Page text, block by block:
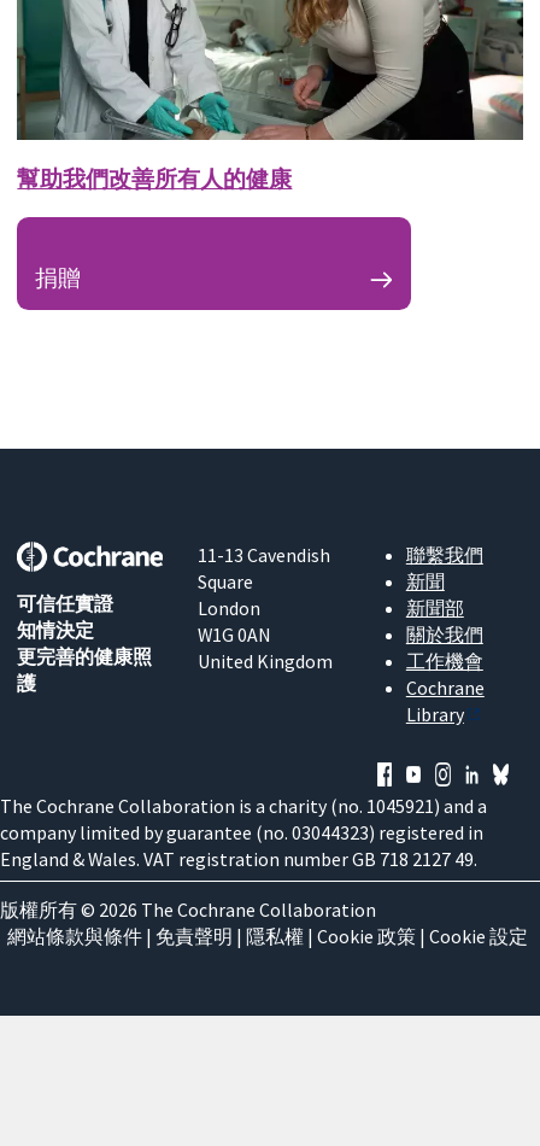
幫助我們改善所有人的健康
捐贈
可信任實證
知情決定
更完善的健康照
護
11-13 Cavendish
Square
London
W1G 0AN
United Kingdom
聯繫我們
新聞
新聞部
關於我們
工作機會
Cochrane
Library
The Cochrane Collaboration is a charity (no. 1045921) and a
company limited by guarantee (no. 03044323) registered in
England & Wales. VAT registration number GB 718 2127 49.
版權所有 © 2026 The Cochrane Collaboration
網站條款與條件 | 免責聲明 | 隱私權 | Cookie 政策 | Cookie 設定